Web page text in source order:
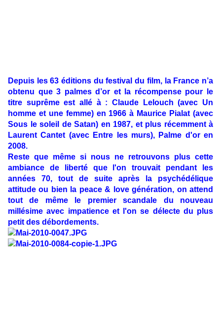
Depuis les 63 éditions du festival du film, la France n’a
obtenu que 3 palmes d’or et la récompense pour le
titre suprême est allé à : Claude Lelouch (avec Un
homme et une femme) en 1966 à Maurice Pialat (avec
Sous le soleil de Satan) en 1987, et plus récemment à
Laurent Cantet (avec Entre les murs), Palme d'or en
2008.
Reste que même si nous ne retrouvons plus cette
ambiance de liberté que l'on trouvait pendant les
années 70, tout de suite après la psychédélique
attitude ou bien la peace & love génération, on attend
tout de même le premier scandale du nouveau
millésime avec impatience et l'on se délecte du plus
petit des débordements.